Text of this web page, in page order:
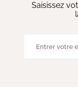
Saisissez